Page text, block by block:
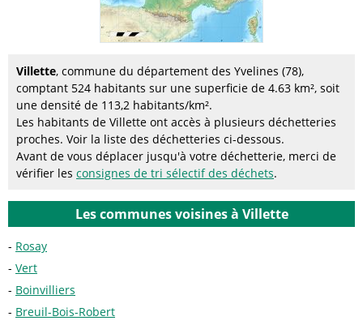
Villette, commune du département des Yvelines (78),
comptant 524 habitants sur une superficie de 4.63 km², soit
une densité de 113,2 habitants/km².
Les habitants de Villette ont accès à plusieurs déchetteries
proches. Voir la liste des déchetteries ci-dessous.
Avant de vous déplacer jusqu'à votre déchetterie, merci de
vérifier les consignes de tri sélectif des déchets.
Les communes voisines à Villette
Rosay
Vert
Boinvilliers
Breuil-Bois-Robert